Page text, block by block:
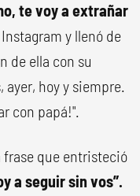
te voy a extrañar
y llenó de
de ella con su
ayer, hoy y siempre.
con papá!".
frase que entristeció
a seguir sin vos”.